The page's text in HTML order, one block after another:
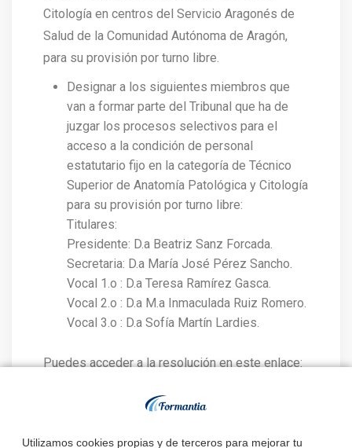
Utilizamos cookies propias y de terceros para mejorar tu
Citología en centros del Servicio Aragonés de
Salud de la Comunidad Autónoma de Aragón,
para su provisión por turno libre.
Designar a los siguientes miembros que
van a formar parte del Tribunal que ha de
juzgar los procesos selectivos para el
acceso a la condición de personal
estatutario fijo en la categoría de Técnico
Superior de Anatomía Patológica y Citología
para su provisión por turno libre:
Titulares:
Presidente: D.a Beatriz Sanz Forcada.
Secretaria: D.a María José Pérez Sancho.
Vocal 1.o : D.a Teresa Ramírez Gasca.
Vocal 2.o : D.a M.a Inmaculada Ruiz Romero.
Vocal 3.o : D.a Sofía Martín Lardies.
Puedes acceder a la resolución en este enlace:
http://www.boa.aragon.es/cgi-
bin/EBOA/BRSCGI?
CMD=VEROBJ&MLKOB=1208067743535&type=pdf